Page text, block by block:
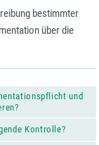
bestimmter
über die
und
Kontrolle?